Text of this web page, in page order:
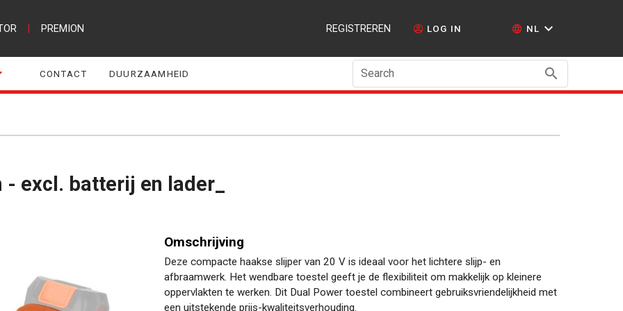
PREMION REGISTREREN LOG IN NL
CONTACT DUURZAAMHEID Search
- excl. batterij en lader_
Omschrijving
Deze compacte haakse slijper van 20 V is ideaal voor het lichtere slijp- en
afbraamwerk. Het wendbare toestel geeft je de flexibiliteit om makkelijk op kleinere
oppervlakten te werken. Dit Dual Power toestel combineert gebruiksvriendelijkheid met
een uitstekende prijs-kwaliteitsverhouding.